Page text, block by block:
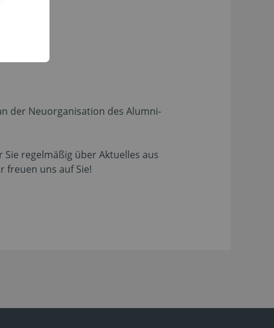
der Neuorganisation des Alumni-
regelmäßig über Aktuelles aus
freuen uns auf Sie!